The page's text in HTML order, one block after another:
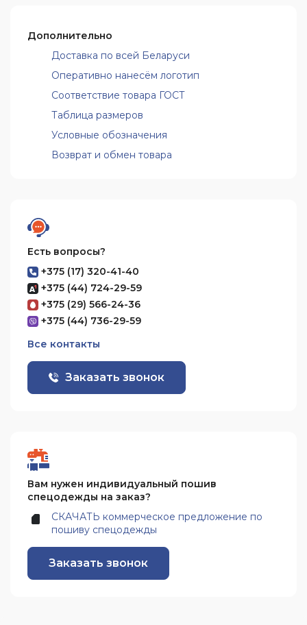
Дополнительно
Доставка по всей Беларуси
Оперативно нанесём логотип
Соответствие товара ГОСТ
Таблица размеров
Условные обозначения
Возврат и обмен товара
Есть вопросы?
+375 (17) 320-41-40
+375 (44) 724-29-59
+375 (29) 566-24-36
+375 (44) 736-29-59
Все контакты
Заказать звонок
Вам нужен индивидуальный пошив
спецодежды на заказ?
СКАЧАТЬ коммерческое предложение по
пошиву спецодежды
Заказать звонок